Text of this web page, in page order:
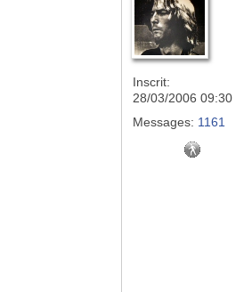
Inscrit:
28/03/2006 09:30
Messages: 1161